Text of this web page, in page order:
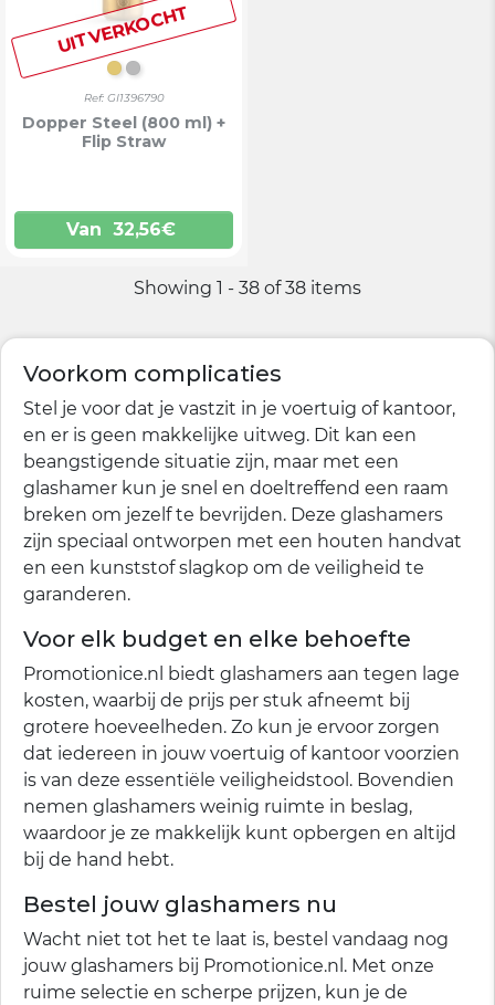
UITVERKOCHT
GOUD
SILVER/WHITE
Ref: GI1396790
Dopper Steel (800 ml) +
Flip Straw
Van 32,56€
Showing 1 - 38 of 38 items
Voorkom complicaties
Stel je voor dat je vastzit in je voertuig of kantoor,
en er is geen makkelijke uitweg. Dit kan een
beangstigende situatie zijn, maar met een
glashamer kun je snel en doeltreffend een raam
breken om jezelf te bevrijden. Deze glashamers
zijn speciaal ontworpen met een houten handvat
en een kunststof slagkop om de veiligheid te
garanderen.
Voor elk budget en elke behoefte
Promotionice.nl biedt glashamers aan tegen lage
kosten, waarbij de prijs per stuk afneemt bij
grotere hoeveelheden. Zo kun je ervoor zorgen
dat iedereen in jouw voertuig of kantoor voorzien
is van deze essentiële veiligheidstool. Bovendien
nemen glashamers weinig ruimte in beslag,
waardoor je ze makkelijk kunt opbergen en altijd
bij de hand hebt.
Bestel jouw glashamers nu
Wacht niet tot het te laat is, bestel vandaag nog
jouw glashamers bij Promotionice.nl. Met onze
ruime selectie en scherpe prijzen, kun je de